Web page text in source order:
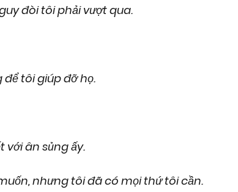
đòi tôi phải vượt qua.
tôi giúp đỡ họ.
với ân sủng ấy.
nhưng tôi đã có mọi thứ tôi cần.